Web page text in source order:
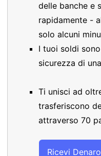
delle banche e
rapidamente -
solo alcuni
I tuoi soldi
sicurezza di
Ti unisci ad
trasferiscono
attraverso 70
Ricevi Denaro